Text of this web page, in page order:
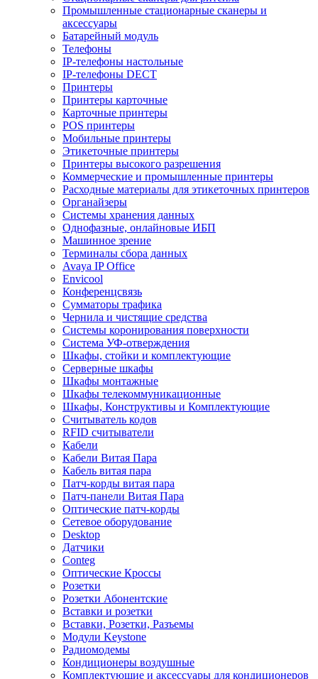
Промышленные стационарные сканеры и
аксессуары
Батарейный модуль
Телефоны
IP-телефоны настольные
IP-телефоны DECT
Принтеры
Принтеры карточные
Карточные принтеры
POS принтеры
Мобильные принтеры
Этикеточные принтеры
Принтеры высокого разрешения
Коммерческие и промышленные принтеры
Расходные материалы для этикеточных принтеров
Органайзеры
Системы хранения данных
Однофазные, онлайновые ИБП
Машинное зрение
Терминалы сбора данных
Avaya IP Office
Envicool
Конференцсвязь
Сумматоры трафика
Чернила и чистящие средства
Системы коронирования поверхности
Cистема УФ-отверждения
Шкафы, стойки и комплектующие
Серверные шкафы
Шкафы монтажные
Шкафы телекоммуникационные
Шкафы, Конструктивы и Комплектующие
Считыватель кодов
RFID считыватели
Кабели
Кабели Витая Пара
Кабель витая пара
Патч-корды витая пара
Патч-панели Витая Пара
Оптические патч-корды
Сетевое оборудование
Desktop
Датчики
Conteg
Оптические Кроссы
Розетки
Розетки Абонентские
Вставки и розетки
Вставки, Розетки, Разъемы
Модули Keystone
Радиомодемы
Кондиционеры воздушные
Комплектующие и аксессуары для кондиционеров